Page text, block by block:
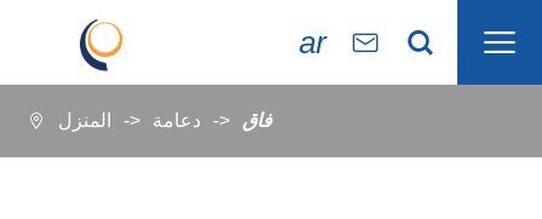
ar   
 المنزل دعامة فاق